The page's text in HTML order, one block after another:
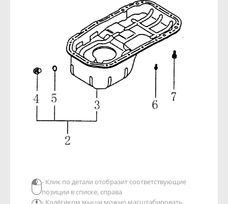
- Клик по детали отобразит соответствующие
позиции в списке, справа
- Колёсиком мыши можно масштабировать